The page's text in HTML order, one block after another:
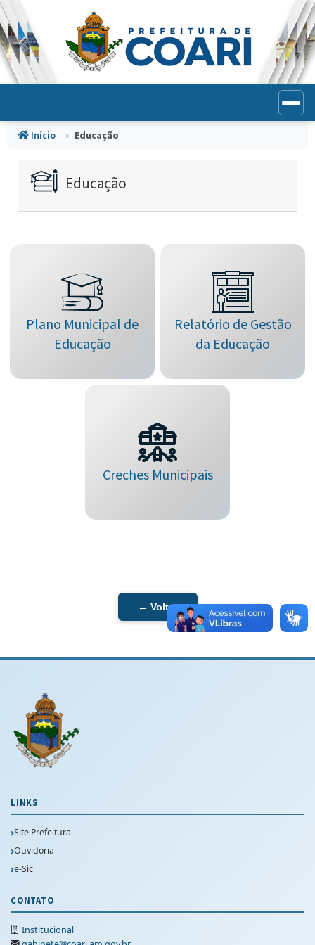
Portal de Transparência
Início Educação
Educação
Plano Municipal de
Educação
Relatório de Gestão
da Educação
Creches Municipais
← Voltar
LINKS
Site Prefeitura
Ouvidoria
e-Sic
CONTATO
Institucional